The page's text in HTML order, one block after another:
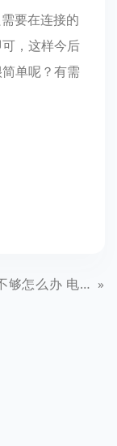
要在连接的
，这样今后
单呢？有需
C盘容量不够怎么办 电脑C盘无损扩容图文教程